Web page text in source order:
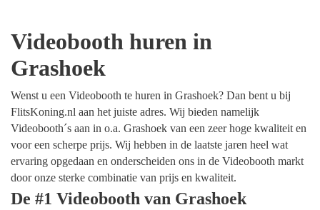
Videobooth huren in
Grashoek
Wenst u een Videobooth te huren in Grashoek? Dan bent u bij
FlitsKoning.nl aan het juiste adres. Wij bieden namelijk
Videobooth´s aan in o.a. Grashoek van een zeer hoge kwaliteit en
voor een scherpe prijs. Wij hebben in de laatste jaren heel wat
ervaring opgedaan en onderscheiden ons in de Videobooth markt
door onze sterke combinatie van prijs en kwaliteit.
De #1 Videobooth van Grashoek